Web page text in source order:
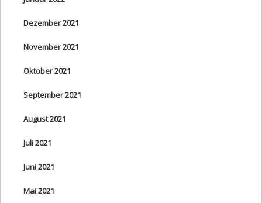
Dezember 2021
November 2021
Oktober 2021
September 2021
August 2021
Juli 2021
Juni 2021
Mai 2021